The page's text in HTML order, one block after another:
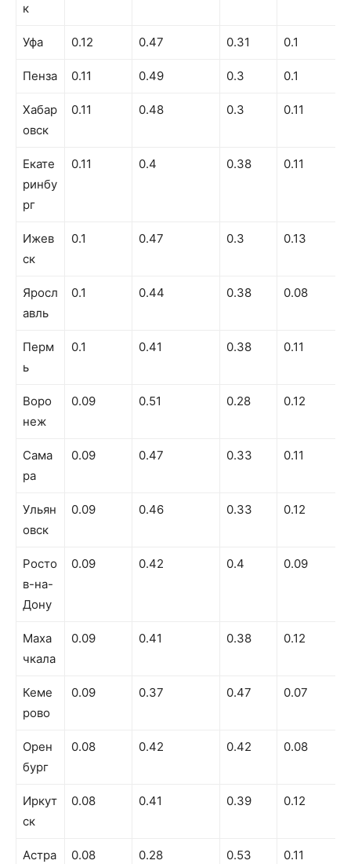
к
Уфа 0.12 0.47 0.31 0.1
Пенза 0.11 0.49 0.3 0.1
Хабар
овск
0.11 0.48 0.3 0.11
Екате
ринбу
рг
0.11 0.4 0.38 0.11
Ижев
ск
0.1 0.47 0.3 0.13
Яросл
авль
0.1 0.44 0.38 0.08
Перм
ь
0.1 0.41 0.38 0.11
Воро
неж
0.09 0.51 0.28 0.12
Сама
ра
0.09 0.47 0.33 0.11
Ульян
овск
0.09 0.46 0.33 0.12
Росто
в-на-
Дону
0.09 0.42 0.4 0.09
Маха
чкала
0.09 0.41 0.38 0.12
Кеме
рово
0.09 0.37 0.47 0.07
Орен
бург
0.08 0.42 0.42 0.08
Иркут
ск
0.08 0.41 0.39 0.12
Астра
0.08 0.28 0.53 0.11